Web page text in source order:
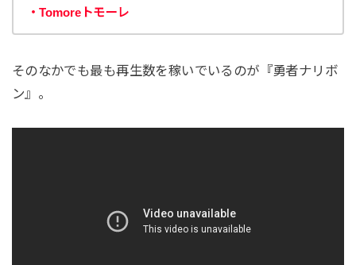
・Tomoreトモーレ
そのなかでも最も再生数を稼いでいるのが『勇者ナリボ
ン』。